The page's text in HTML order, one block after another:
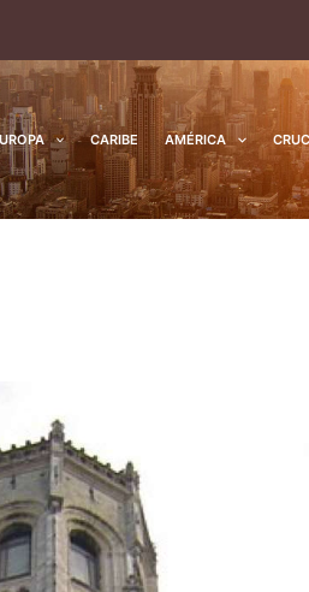
CARIBE AMÉRICA